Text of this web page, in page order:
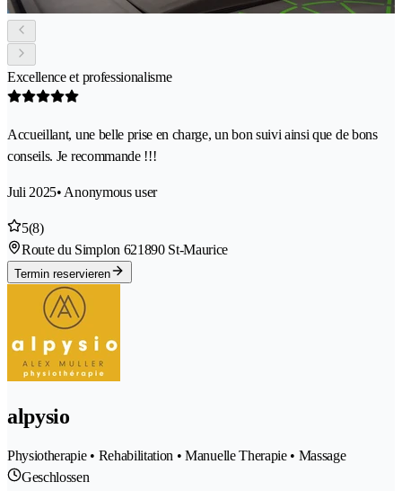
Excellence et professionalisme
Accueillant, une belle prise en charge, un bon suivi ainsi que de bons
conseils. Je recommande !!!
Juli 2025• Anonymous user
5(8)
Route du Simplon 621890 St-Maurice
Termin reservieren
alpysio
Physiotherapie • Rehabilitation • Manuelle Therapie • Massage
Geschlossen